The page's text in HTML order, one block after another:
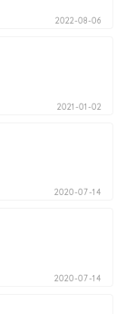
2022-08-06
2021-01-02
2020-07-14
2020-07-14